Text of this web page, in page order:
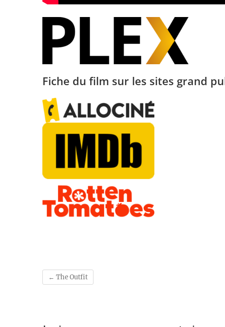
Fiche du film sur les sites grand
← The Outfit